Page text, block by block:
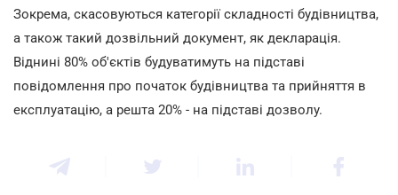
Зокрема, скасовуються категорії складності будівництва,
а також такий дозвільний документ, як декларація.
Віднині 80% об'єктів будуватимуть на підставі
повідомлення про початок будівництва та прийняття в
експлуатацію, а решта 20% - на підставі дозволу.